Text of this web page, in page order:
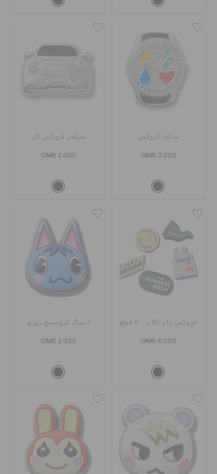
ساعة كروكس
OMR 2.000
سيلفر كروكس كار
OMR 2.000
كروكس ران كلاب - 5 قطع
OMR 6.000
أنيمال كروسينج روزي
OMR 2.000